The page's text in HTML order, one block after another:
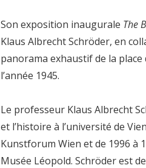
Son exposition inaugurale The
Klaus Albrecht Schröder, en
panorama exhaustif de la
l’année 1945.
Le professeur Klaus Albrecht
et l’histoire à l’université de
Kunstforum Wien et de 1996 à
Musée Léopold. Schröder est